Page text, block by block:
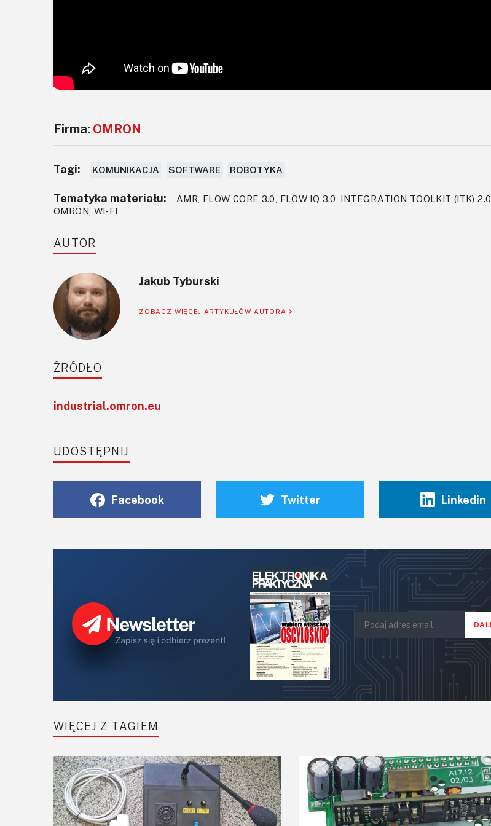
Firma: OMRON
Tagi: KOMUNIKACJA SOFTWARE ROBOTYKA
Tematyka materiału:
AMR, FLOW CORE 3.0, FLOW IQ 3.0, INTEGRATION TOOLKIT (ITK) 2.0,
OMRON, WI-FI
AUTOR
Jakub Tyburski
ZOBACZ WIĘCEJ ARTYKUŁÓW AUTORA
ŹRÓDŁO
industrial.omron.eu
UDOSTĘPNIJ
Facebook Twitter Linkedin
WIĘCEJ Z TAGIEM